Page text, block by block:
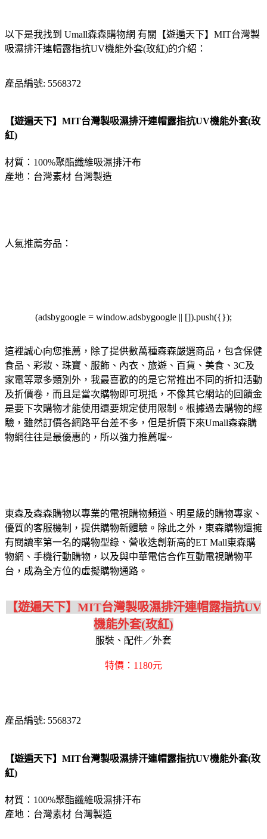
以下是我找到 Umall森森購物網 有關【遊遍天下】MIT台灣製
吸濕排汗連帽露指抗UV機能外套(玫紅)的介紹：
產品編號: 5568372
【遊遍天下】MIT台灣製吸濕排汗連帽露指抗UV機能外套(玫
紅)
材質：100%聚酯纖維吸濕排汗布
產地：台灣素材 台灣製造
人氣推薦夯品：
(adsbygoogle = window.adsbygoogle || []).push({});
這裡誠心向您推薦，除了提供數萬種森森嚴選商品，包含保健
食品、彩妝、珠寶、服飾、內衣、旅遊、百貨、美食、3C及
家電等眾多類別外，我最喜歡的的是它常推出不同的折扣活動
及折價卷，而且是當次購物即可現抵，不像其它網站的回饋金
是要下次購物才能使用還要規定使用限制。根據過去購物的經
驗，雖然訂價各網路平台差不多，但是折價下來Umall森森購
物網往往是最優惠的，所以強力推薦喔~
東森及森森購物以專業的電視購物頻道、明星級的購物專家、
優質的客服機制，提供購物新體驗。除此之外，東森購物還擁
有閱讀率第一名的購物型錄、營收迭創新高的ET Mall東森購
物網、手機行動購物，以及與中華電信合作互動電視購物平
台，成為全方位的虛擬購物通路。
【遊遍天下】MIT台灣製吸濕排汗連帽露指抗UV
機能外套(玫紅)
服裝、配件／外套
特價：1180元
產品編號: 5568372
【遊遍天下】MIT台灣製吸濕排汗連帽露指抗UV機能外套(玫
紅)
材質：100%聚酯纖維吸濕排汗布
產地：台灣素材 台灣製造